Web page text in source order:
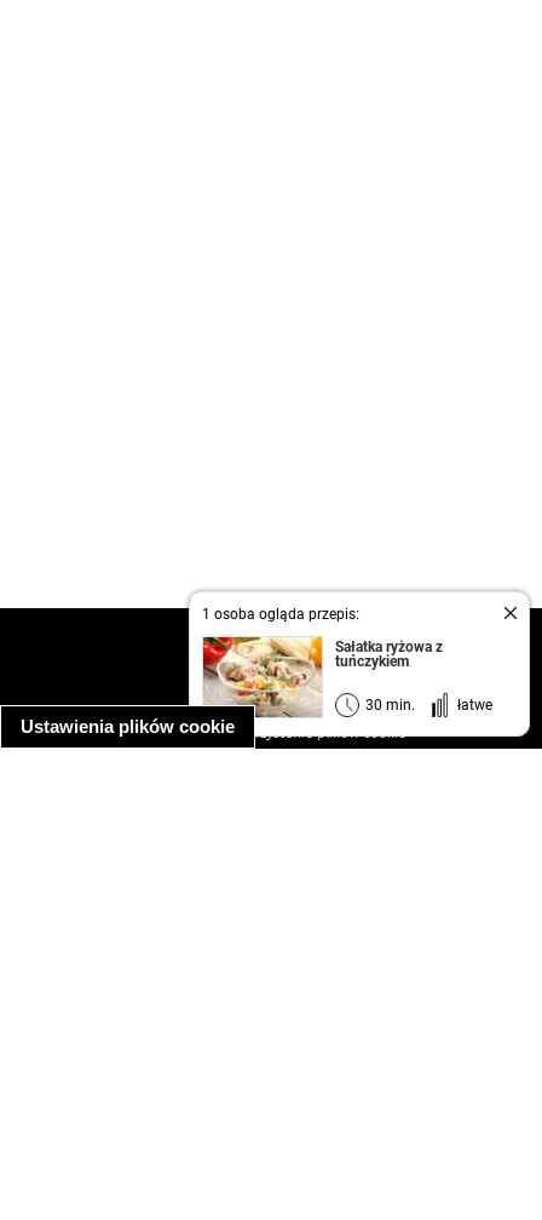
Ustawienia plików cookie
1 osoba ogląda przepis:
Sałatka ryżowa z
tuńczykiem
30 min. łatwe
kontakt
regulamin
informacja o prywatności
informacja o wykorzystaniu plików cookie